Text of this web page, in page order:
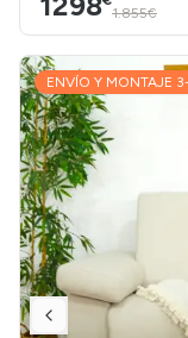
1.855€
ENVÍO Y MONTAJE